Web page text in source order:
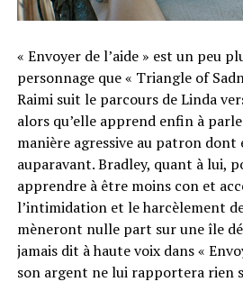
« Envoyer de l’aide » est un peu
personnage que « Triangle of
Raimi suit le parcours de Linda
alors qu’elle apprend enfin à
manière agressive au patron
auparavant. Bradley, quant à lui,
apprendre à être moins con et
l’intimidation et le harcèlement
mèneront nulle part sur une île
jamais dit à haute voix dans «
son argent ne lui rapportera rien